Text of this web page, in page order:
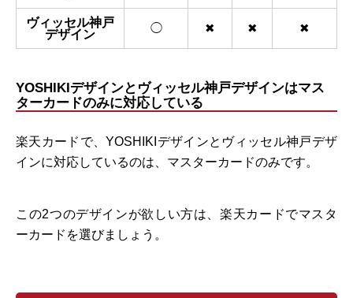
ヴィッセル神戸
デザイン
◯ ✖ ✖ ✖
YOSHIKIデザインとヴィッセル神戸デザインはマス
ターカードのみに対応している
楽天カードで、YOSHIKIデザインとヴィッセル神戸デザ
インに対応しているのは、マスターカードのみです。
この2つのデザインが欲しい方は、楽天カードでマスタ
ーカードを選びましょう。